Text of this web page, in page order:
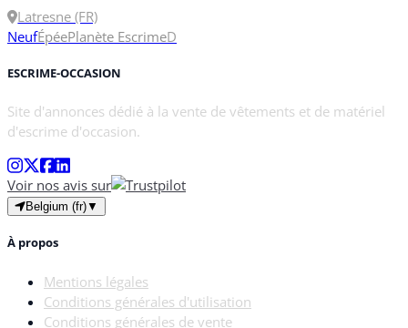
Latresne (FR)
NeufÉpéePlanète EscrimeD
ESCRIME-OCCASION
Site d'annonces dédié à la vente de vêtements et de matériel
d'escrime d'occasion.
Voir nos avis sur
Belgium (fr)▼
À propos
Mentions légales
Conditions générales d'utilisation
Conditions générales de vente